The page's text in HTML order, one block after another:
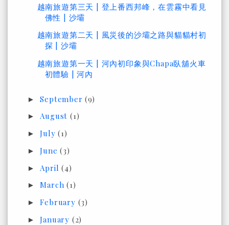
越南旅遊第三天 | 登上番西邦峰，在雲霧中看見
佛性 | 沙壩
越南旅遊第二天 | 風災後的沙壩之路與貓貓村初
探 | 沙壩
越南旅遊第一天 | 河內初印象與Chapa臥舖火車
初體驗 | 河內
►September(9)
► August(1)
►July(1)
►June(3)
► April(4)
►March(1)
►February (3)
►January (2)